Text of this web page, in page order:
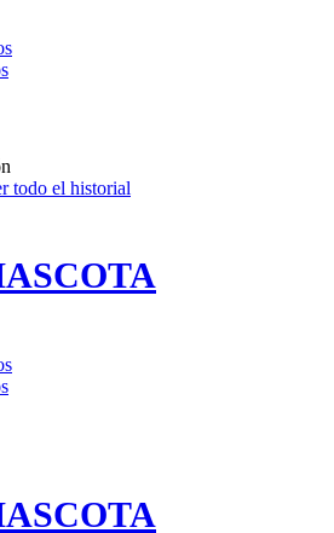
todo el historial